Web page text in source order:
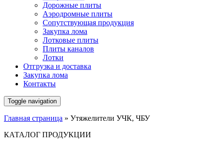
Дорожные плиты
Аэродромные плиты
Сопутствующая продукция
Закупка лома
Лотковые плиты
Плиты каналов
Лотки
Отгрузка и доставка
Закупка лома
Контакты
Toggle navigation
Главная страница » Утяжелители УЧК, ЧБУ
КАТАЛОГ ПРОДУКЦИИ